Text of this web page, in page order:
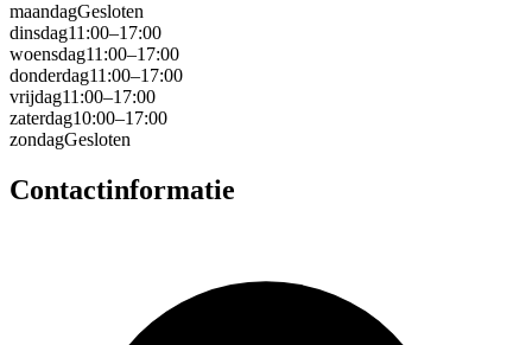
maandagGesloten
dinsdag11:00–17:00
woensdag11:00–17:00
donderdag11:00–17:00
vrijdag11:00–17:00
zaterdag10:00–17:00
zondagGesloten
Contactinformatie